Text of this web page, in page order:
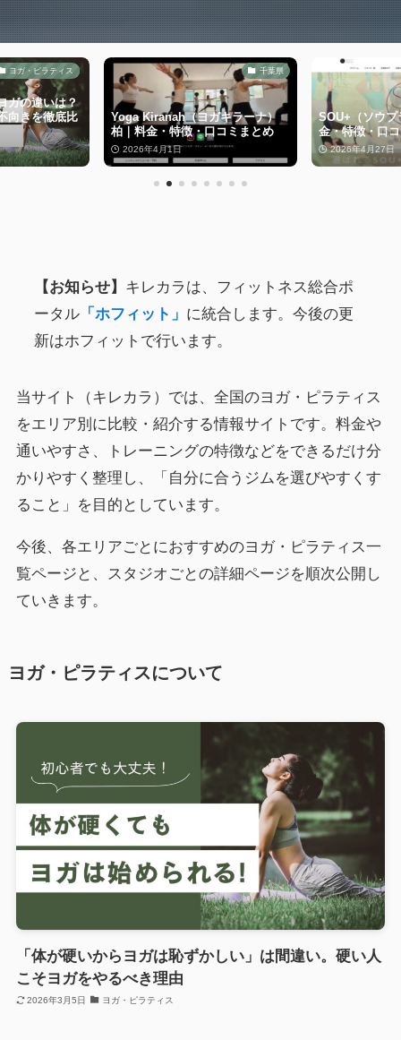
ヨガ・ピラティス
ガの違いは？
向きを徹底比
千葉県
Yoga Kiranah（ヨガキラーナ）
柏｜料金・特徴・口コミまとめ
2026年4月1日
SOU+（ソウ
金・特徴・口
2026年4月27日
【お知らせ】 キレカラは、フィットネス総合ポ
ータル「ホフィット」 に統合します。今後の更
新はホフィットで行います。
当サイト（キレカラ）では、全国のヨガ・ピラティス
をエリア別に比較・紹介する情報サイトです。料金や
通いやすさ、トレーニングの特徴などをできるだけ分
かりやすく整理し、「自分に合うジムを選びやすくす
ること」を目的としています。
今後、各エリアごとにおすすめのヨガ・ピラティス一
覧ページと、スタジオごとの詳細ページを順次公開し
ていきます。
ヨガ・ピラティスについて
「体が硬いからヨガは恥ずかしい」は間違い。硬い人
こそヨガをやるべき理由
2026年3月5日 ヨガ・ピラティス